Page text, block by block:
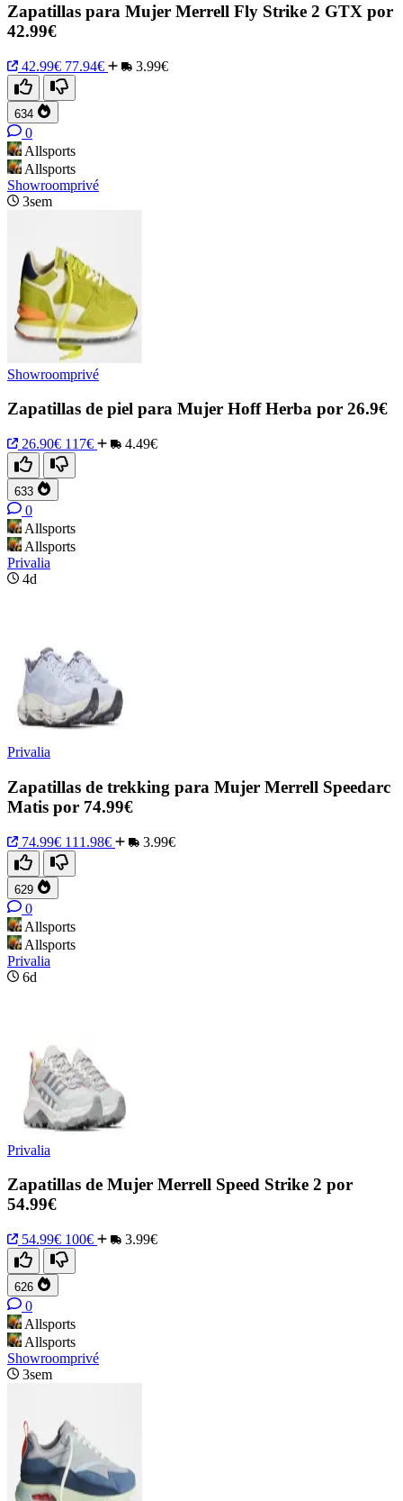
Zapatillas para Mujer Merrell Fly Strike 2 GTX por
42.99€
42.99€ 77.94€ 3.99€
634
0
Allsports
Allsports
Showroomprivé
3sem
Showroomprivé
Zapatillas de piel para Mujer Hoff Herba por 26.9€
26.90€ 117€ 4.49€
633
0
Allsports
Allsports
Privalia
4d
Privalia
Zapatillas de trekking para Mujer Merrell Speedarc
Matis por 74.99€
74.99€ 111.98€ 3.99€
629
0
Allsports
Allsports
Privalia
6d
Privalia
Zapatillas de Mujer Merrell Speed Strike 2 por
54.99€
54.99€ 100€ 3.99€
626
0
Allsports
Allsports
Showroomprivé
3sem